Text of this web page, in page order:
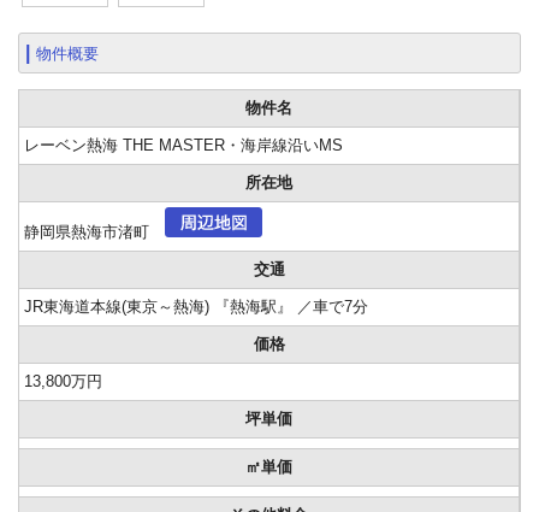
物件概要
物件名
レーベン熱海 THE MASTER・海岸線沿いMS
所在地
静岡県熱海市渚町
交通
JR東海道本線(東京～熱海) 『熱海駅』 ／車で7分
価格
13,800万円
坪単価
㎡単価